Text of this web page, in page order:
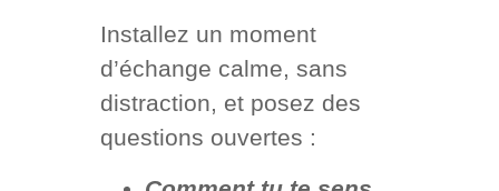
Installez un moment
d’échange calme, sans
distraction, et posez des
questions ouvertes :